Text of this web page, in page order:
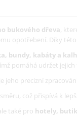
bukového dřeva,
opotřebení. Díky
bundy, kabáty a
pomáhá udržet
precizní
což přispívá k
také pro hotely,